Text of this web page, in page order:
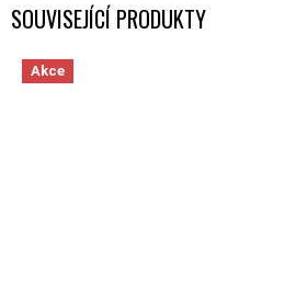
SOUVISEJÍCÍ PRODUKTY
Akce